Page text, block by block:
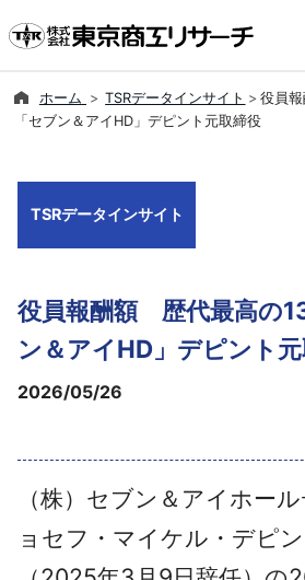
倒産・注目企業情
会社案内
導入事例
採用情報
よくあるご質問
ホーム TSRデータインサイト
役員
「セブン＆アイHD」デピント元取締役
TSRデータインサイト
役員報酬額 歴代最高の
ン＆アイHD」デピント
2026/05/26
（株）セブン＆アイホー
ョセフ・マイケル・デピ